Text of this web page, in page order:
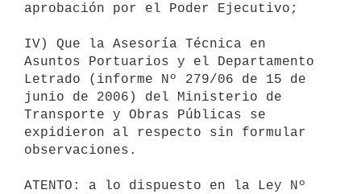
aprobación por el Poder Ejecutivo;
IV) Que la Asesoría Técnica en
Asuntos Portuarios y el Departamento
Letrado (informe Nº 279/06 de 15 de
junio de 2006) del Ministerio de
Transporte y Obras Públicas se
expidieron al respecto sin formular
observaciones.
ATENTO: a lo dispuesto en la Ley Nº